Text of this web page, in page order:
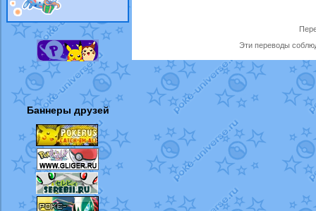
Баннеры друзей
Эти переводы